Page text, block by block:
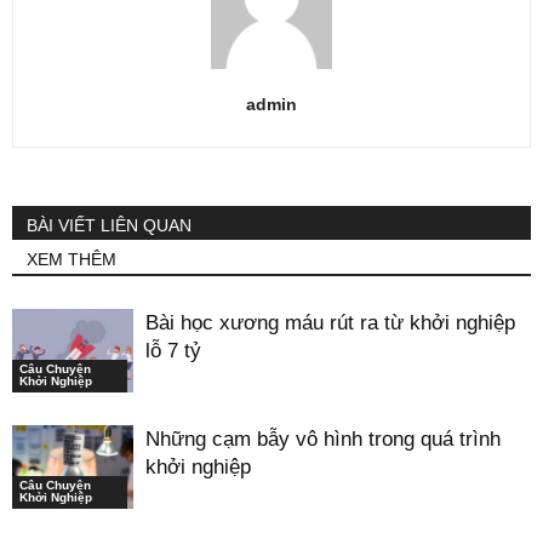
admin
BÀI VIẾT LIÊN QUAN
XEM THÊM
Câu Chuyện
Khởi Nghiệp
Bài học xương máu rút ra từ khởi nghiệp
lỗ 7 tỷ
Câu Chuyện
Khởi Nghiệp
Những cạm bẫy vô hình trong quá trình
khởi nghiệp